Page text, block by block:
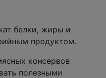
белки, жиры и
продуктом.
консервов
полезными